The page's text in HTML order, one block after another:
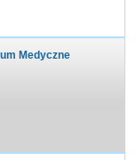
Medyczne